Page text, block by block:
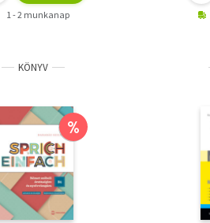
1 - 2 munkanap
KÖNYV
%